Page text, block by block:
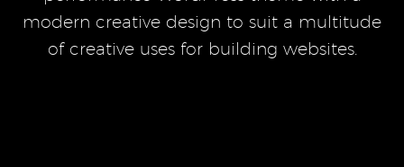
modern creative design to suit a multitude
of creative uses for building websites.